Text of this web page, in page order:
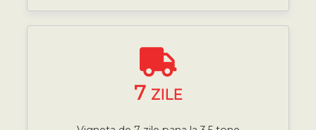
7 ZILE